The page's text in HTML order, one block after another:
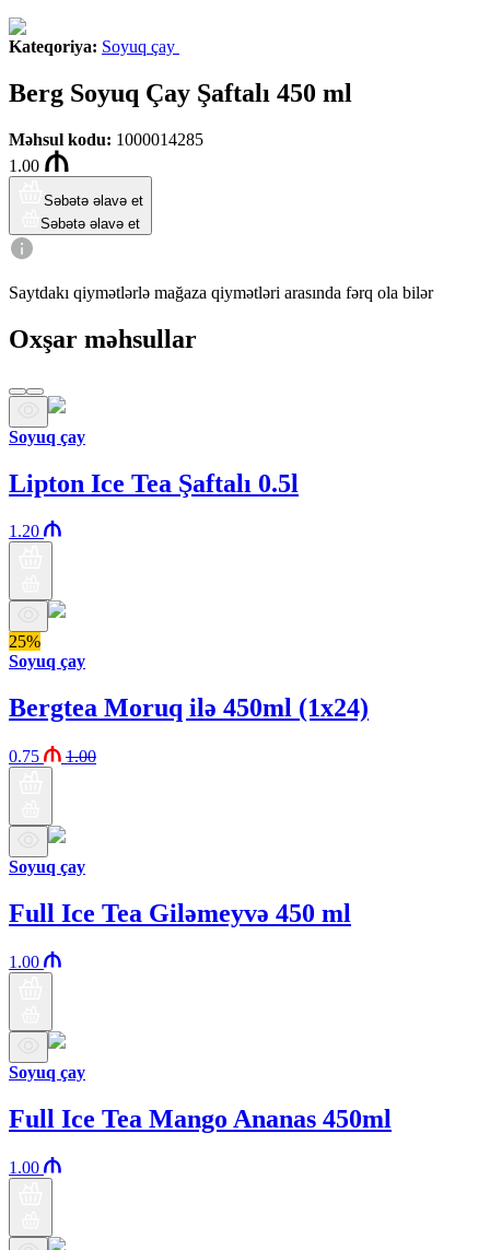
Kateqoriya: Soyuq çay
Berg Soyuq Çay Şaftalı 450 ml
Məhsul kodu: 1000014285
1.00
Səbətə əlavə et
Səbətə əlavə et
Saytdakı qiymətlərlə mağaza qiymətləri arasında fərq ola bilər
Oxşar məhsullar
Soyuq çay
Lipton Ice Tea Şaftalı 0.5l
1.20
25%
Soyuq çay
Bergtea Moruq ilə 450ml (1x24)
0.75 1.00
Soyuq çay
Full Ice Tea Giləmeyvə 450 ml
1.00
Soyuq çay
Full Ice Tea Mango Ananas 450ml
1.00